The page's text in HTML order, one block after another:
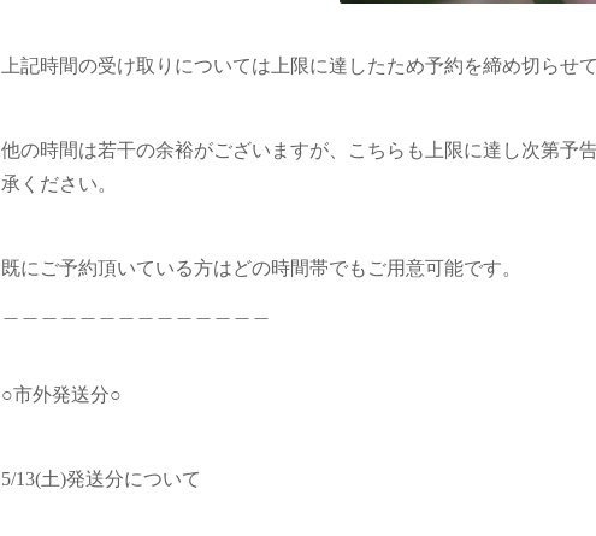
上記時間の受け取りについては上限に達したため予約を締め切らせ
他の時間は若干の余裕がございますが、こちらも上限に達し次第予
承ください。
既にご予約頂いている方はどの時間帯でもご用意可能です。
○市外発送分○
5/13(土)発送分について